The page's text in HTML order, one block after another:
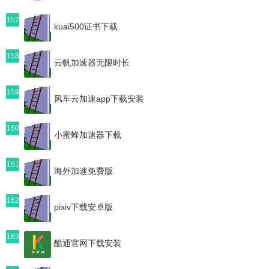
157
kuai500证书下载
158
云帆加速器无限时长
159
风车云加速app下载安装
160
小蜜蜂加速器下载
161
海外加速免费版
162
pixiv下载安卓版
163
酷通官网下载安装